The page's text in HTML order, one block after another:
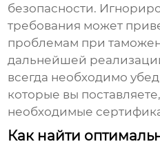
безопасности.
требования может
проблемам при
дальнейшей
всегда необходимо
которые вы
необходимые
Как найти